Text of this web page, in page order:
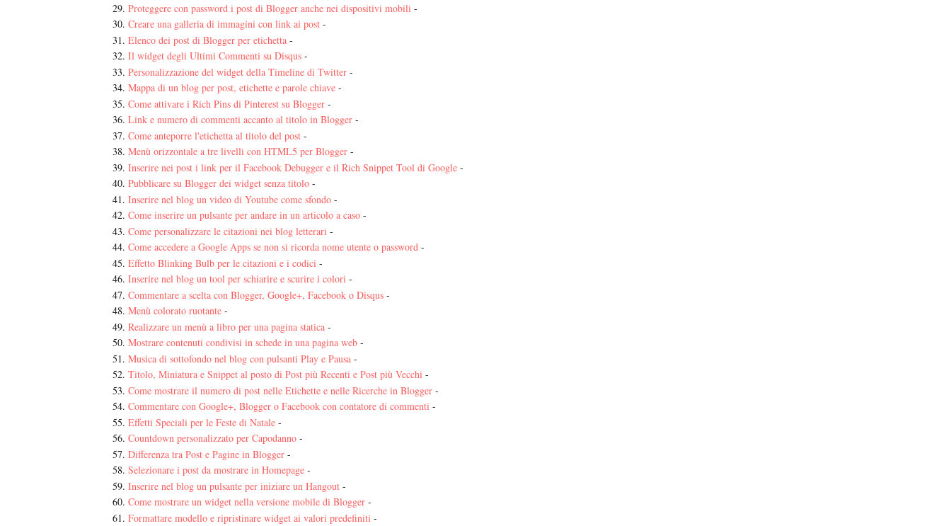
Proteggere con password i post di Blogger anche nei dispositivi mobili -
Creare una galleria di immagini con link ai post -
Elenco dei post di Blogger per etichetta -
Il widget degli Ultimi Commenti su Disqus -
Personalizzazione del widget della Timeline di Twitter -
Mappa di un blog per post, etichette e parole chiave -
Come attivare i Rich Pins di Pinterest su Blogger -
Link e numero di commenti accanto al titolo in Blogger -
Come anteporre l'etichetta al titolo del post -
Menù orizzontale a tre livelli con HTML5 per Blogger -
Inserire nei post i link per il Facebook Debugger e il Rich Snippet Tool di Google -
Pubblicare su Blogger dei widget senza titolo -
Inserire nel blog un video di Youtube come sfondo -
Come inserire un pulsante per andare in un articolo a caso -
Come personalizzare le citazioni nei blog letterari -
Come accedere a Google Apps se non si ricorda nome utente o password -
Effetto Blinking Bulb per le citazioni e i codici -
Inserire nel blog un tool per schiarire e scurire i colori -
Commentare a scelta con Blogger, Google+, Facebook o Disqus -
Menù colorato ruotante -
Realizzare un menù a libro per una pagina statica -
Mostrare contenuti condivisi in schede in una pagina web -
Musica di sottofondo nel blog con pulsanti Play e Pausa -
Titolo, Miniatura e Snippet al posto di Post più Recenti e Post più Vecchi -
Come mostrare il numero di post nelle Etichette e nelle Ricerche in Blogger -
Commentare con Google+, Blogger o Facebook con contatore di commenti -
Effetti Speciali per le Feste di Natale -
Countdown personalizzato per Capodanno -
Differenza tra Post e Pagine in Blogger -
Selezionare i post da mostrare in Homepage -
Inserire nel blog un pulsante per iniziare un Hangout -
Come mostrare un widget nella versione mobile di Blogger -
Formattare modello e ripristinare widget ai valori predefiniti -